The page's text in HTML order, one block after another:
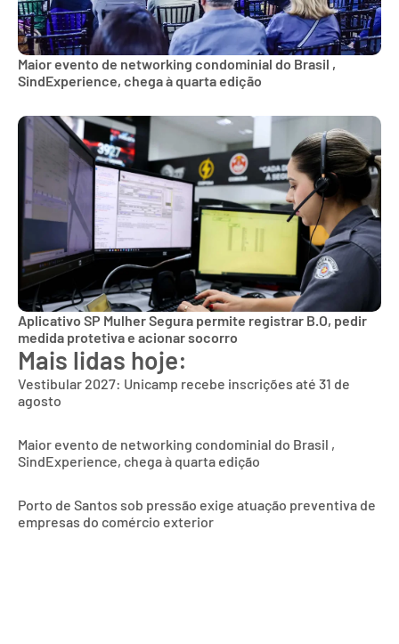
Maior evento de networking condominial do Brasil ,
SindExperience, chega à quarta edição
Aplicativo SP Mulher Segura permite registrar B.O, pedir
medida protetiva e acionar socorro
Mais lidas hoje:
Vestibular 2027: Unicamp recebe inscrições até 31 de
agosto
Maior evento de networking condominial do Brasil ,
SindExperience, chega à quarta edição
Porto de Santos sob pressão exige atuação preventiva de
empresas do comércio exterior